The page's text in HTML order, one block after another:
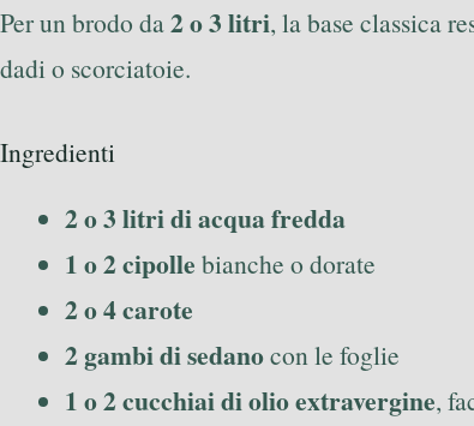
Per un brodo da2 o 3 litri, la base classica
dadi o scorciatoie.
Ingredienti
2 o 3 litri di acqua fredda
1 o 2 cipolle bianche o dorate
2 o 4 carote
2 gambi di sedanocon le foglie
1 o 2 cucchiai di olio extravergine,